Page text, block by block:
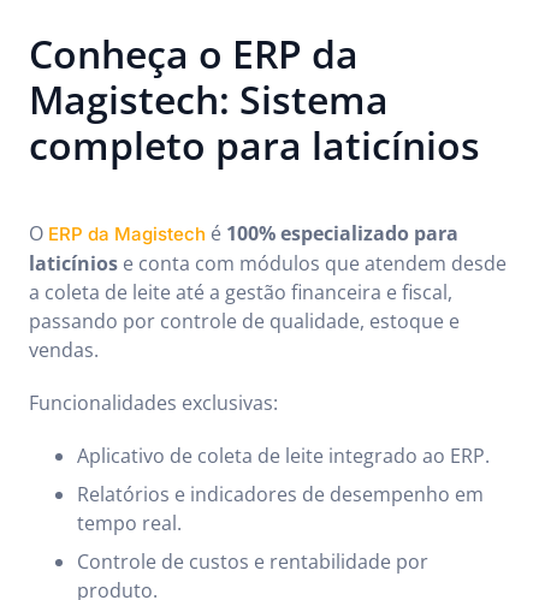
Conheça o ERP da
Magistech: Sistema
completo para laticínios
O ERP da Magistech é 100% especializado para
laticínios e conta com módulos que atendem desde
a coleta de leite até a gestão financeira e fiscal,
passando por controle de qualidade, estoque e
vendas.
Funcionalidades exclusivas:
Aplicativo de coleta de leite integrado ao ERP.
Relatórios e indicadores de desempenho em
tempo real.
Controle de custos e rentabilidade por
produto.